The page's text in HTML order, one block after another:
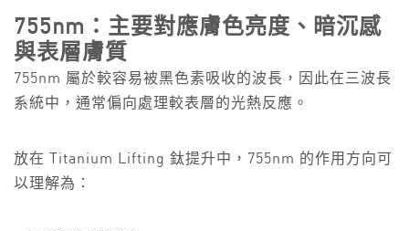
755nm：主要對應膚色亮度、暗沉感
與表層膚質
755nm 屬於較容易被黑色素吸收的波長，因此在三波長
系統中，通常偏向處理較表層的光熱反應。
放在 Titanium Lifting 鈦提升中，755nm 的作用方向可
以理解為：